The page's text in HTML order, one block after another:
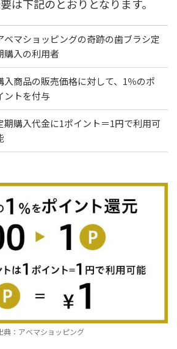
は下記のとおりとなります。
ベマショッピングの奇跡の歯ブラシ定
購入の利用者
入商品の販売価格に対して、1％のポ
ントを付与
期購入代金に1ポイント＝1円で利用可
典：アベマショッピング